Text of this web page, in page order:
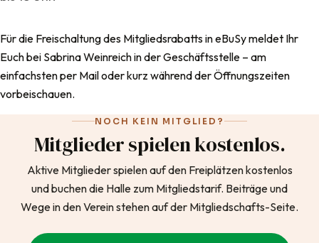
Für die Freischaltung des Mitgliedsrabatts in eBuSy meldet Ihr
Euch bei Sabrina Weinreich in der Geschäftsstelle – am
einfachsten per Mail oder kurz während der Öffnungszeiten
vorbeischauen.
NOCH KEIN MITGLIED?
Mitglieder spielen kostenlos.
Aktive Mitglieder spielen auf den Freiplätzen kostenlos
und buchen die Halle zum Mitgliedstarif. Beiträge und
Wege in den Verein stehen auf der Mitgliedschafts-Seite.